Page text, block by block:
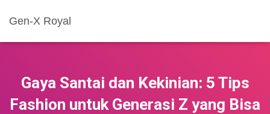
Gen-X Royal
Gaya Santai dan Kekinian: 5 Tips
Fashion untuk Generasi Z yang Bisa